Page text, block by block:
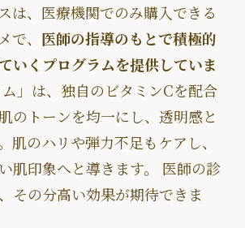
は、医療機関でのみ購入できる
で、 医師の指導のもとで積極的
いくプログラムを提供していま
」は、独自のビタミンCを配合
のトーンを均一にし、透明感と
肌のハリや弾力不足もケアし、
肌印象へと導きます。 医師の診
その分高い効果が期待できま